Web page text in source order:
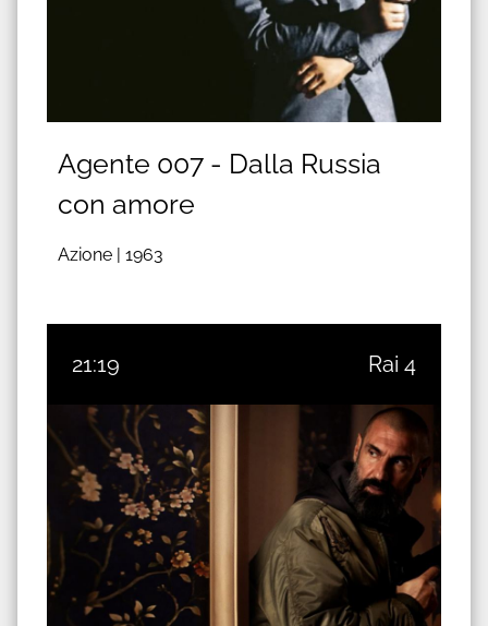
Agente 007 - Dalla Russia
con amore
Azione | 1963
21:19 Rai 4